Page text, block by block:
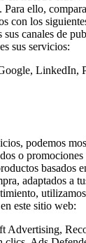
Para ello,
con los
canales de
sus servicios:
LinkedIn,
podemos
o promociones
basados
adaptados a
este sitio web:
Advertising,